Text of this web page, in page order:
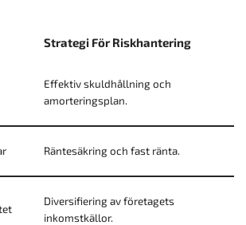
Strategi För Riskhantering
Effektiv skuldhållning och
amorteringsplan.
Räntesäkring och fast ränta.
Diversifiering av företagets
inkomstkällor.